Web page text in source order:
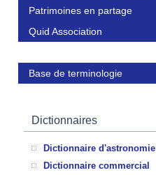
Patrimoines en partage
Quid Association
Base de terminologie
Dictionnaires
Dictionnaire d'astronomie
Dictionnaire commercial